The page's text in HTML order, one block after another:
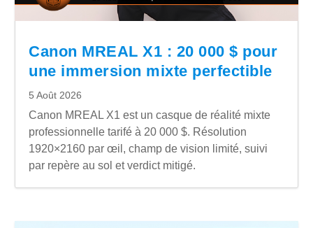
Canon MREAL X1 : 20 000 $ pour
une immersion mixte perfectible
5 Août 2026
Canon MREAL X1 est un casque de réalité mixte
professionnelle tarifé à 20 000 $. Résolution
1920×2160 par œil, champ de vision limité, suivi
par repère au sol et verdict mitigé.